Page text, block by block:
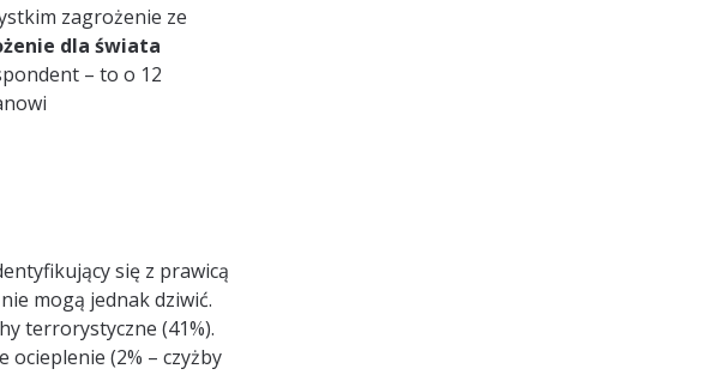
zagrożenie ze
dla świata
– to o 12
się z prawicą
mogą jednak dziwić.
terrorystyczne (41%).
(2% – czyżby